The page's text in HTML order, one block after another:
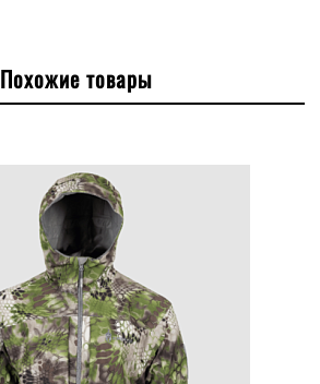
Похожие товары